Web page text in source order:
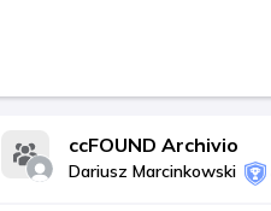
ccFOUND Archivio
Dariusz Marcinkowski